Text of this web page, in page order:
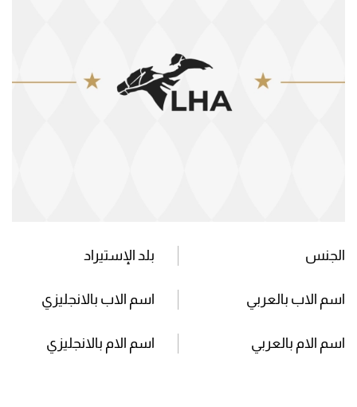
الجنس بلد الإستيراد
اسم الاب بالعربي اسم الاب بالانجليزي
اسم الام بالعربي اسم الام بالانجليزي